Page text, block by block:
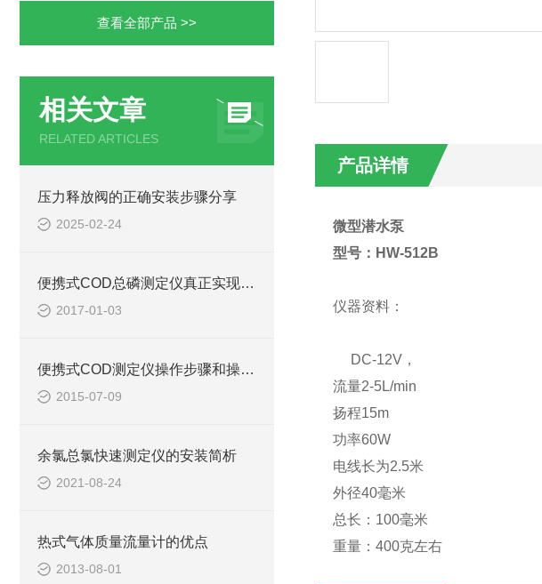
查看全部产品 >>
相关文章
RELATED ARTICLES
压力释放阀的正确安装步骤分享
2025-02-24
便携式COD总磷测定仪真正实现自动化测定
2017-01-03
便携式COD测定仪操作步骤和操作技巧
2015-07-09
余氯总氯快速测定仪的安装简析
2021-08-24
热式气体质量流量计的优点
2013-08-01
产品详情
微型潜水泵
型号：HW-512B
仪器资料：
DC-12V，
流量2-5L/min
扬程15m
功率60W
电线长为2.5米
外径40毫米
总长：100毫米
重量：400克左右